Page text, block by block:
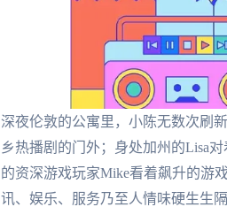
深夜伦敦的公寓里，小陈无数次刷
乡热播剧的门外；身处加州的Lisa
的资深游戏玩家Mike看着飙升的游
讯、娱乐、服务乃至人情味硬生生